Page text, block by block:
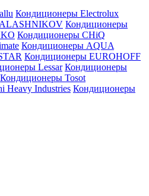
Кондиционеры Electrolux
Кондиционеры
Кондиционеры CHiQ
Кондиционеры AQUA
Кондиционеры EUROHOFF
Lessar Кондиционеры
Кондиционеры Tosot
Heavy Industries Кондиционеры